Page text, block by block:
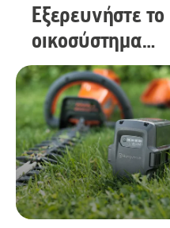
Εξερευνήστε το
οικοσύστημα
μπαταριών της
Husqvarna (2)